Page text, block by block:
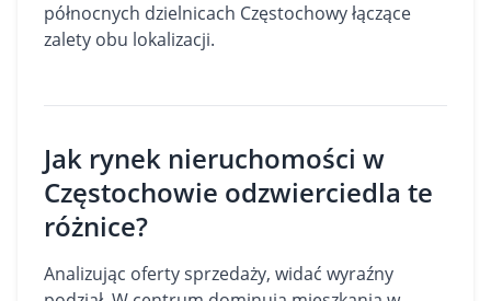
północnych dzielnicach Częstochowy łączące
zalety obu lokalizacji.
Jak rynek nieruchomości w
Częstochowie odzwierciedla te
różnice?
Analizując oferty sprzedaży, widać wyraźny